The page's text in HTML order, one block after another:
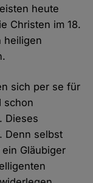
heute
Christen im 18.
heiligen
sich per se für
schon
Dieses
Denn selbst
Gläubiger